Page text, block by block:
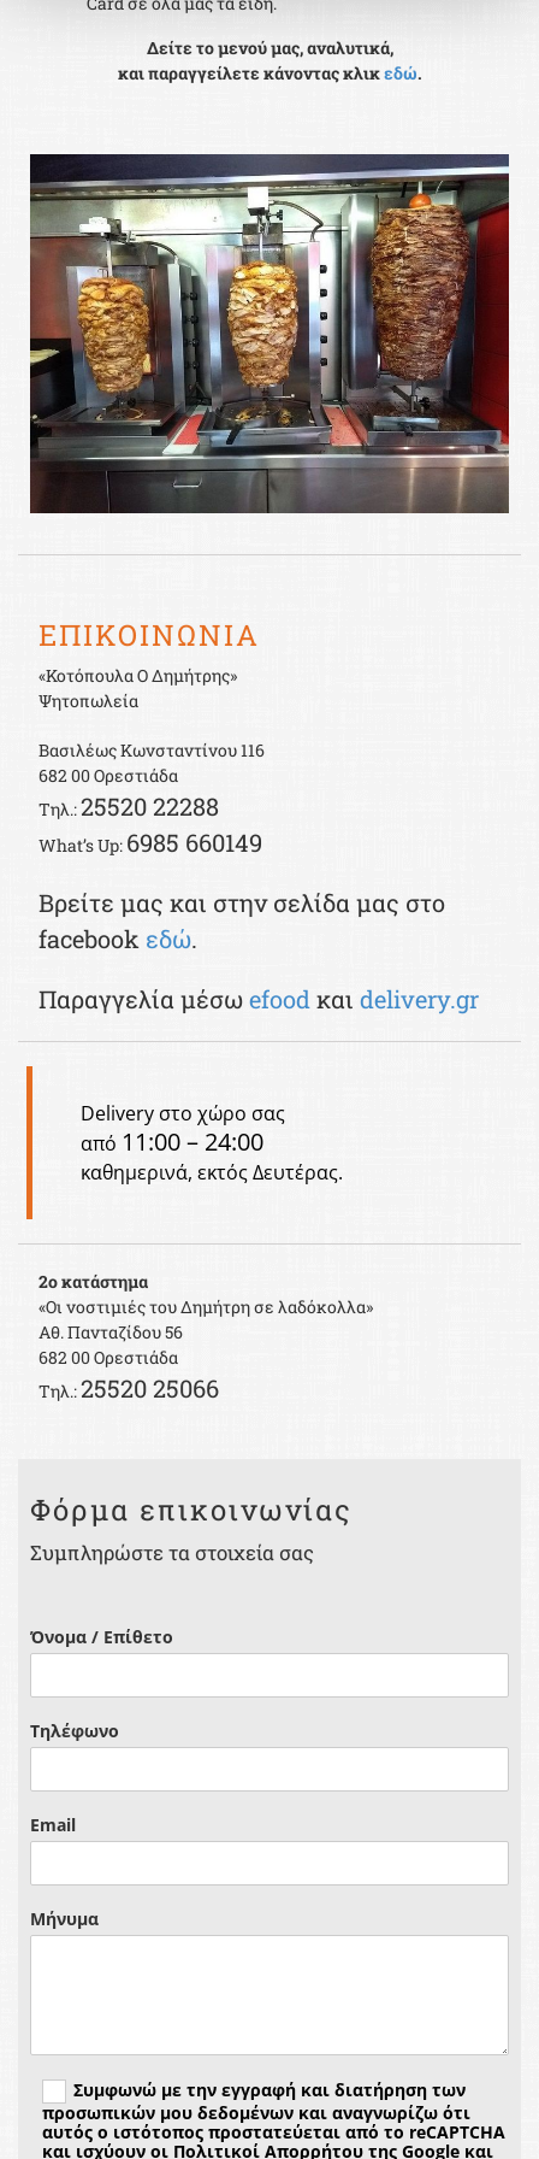
Δείτε το μενού μας, αναλυτικά,
​και παραγγείλετε κάνοντας κλικεδώ.
ΕΠΙΚΟΙΝΩΝΙΑ
«Κοτόπουλα Ο Δημήτρης»
Ψητοπωλεία
Βασιλέως Κωνσταντίνου 116
682 00 Ορεστιάδα
Τηλ.:25520 22288
What’s Up: 6985 660149
Βρείτε μας και στην σελίδα μας στο
facebook εδώ.
Παραγγελία μέσωefoodκαι delivery.gr
Delivery στο χώρο σας
​από 11:00 – 24:00
καθημερινά, εκτός Δευτέρας.
2ο κατάστημα
«Οι νοστιμιές του Δημήτρη σε λαδόκολλα»
Αθ. Πανταζίδου 56
682 00 Ορεστιάδα
Τηλ.:25520 25066
Φόρμα επικοινωνίας
Συμπληρώστε τα στοιχεία σας
Όνομα / Επίθετο
Τηλέφωνο
Email
Μήνυμα
Συμφωνώ με την εγγραφή και διατήρηση των
προσωπικών μου δεδομένων και αναγνωρίζω ότι
αυτός ο ιστότοπος προστατεύεται από το reCAPTCHA
και ισχύουν οι Πολιτικοί Απορρήτου της Google και